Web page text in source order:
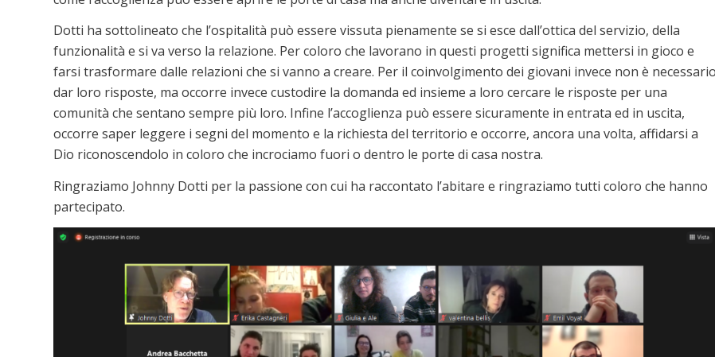
Dotti ha sottolineato che l’ospitalità può essere vissuta pienamente se si esce dall’ottica del servizio, della
funzionalità e si va verso la relazione. Per coloro che lavorano in questi progetti significa mettersi in gioco e
farsi trasformare dalle relazioni che si vanno a creare. Per il coinvolgimento dei giovani invece non è necessario
dar loro risposte, ma occorre invece custodire la domanda ed insieme a loro cercare le risposte per una
comunità che sentano sempre più loro. Infine l’accoglienza può essere sicuramente in entrata ed in uscita,
occorre saper leggere i segni del momento e la richiesta del territorio e occorre, ancora una volta, affidarsi a
Dio riconoscendolo in coloro che incrociamo fuori o dentro le porte di casa nostra.
Ringraziamo Johnny Dotti per la passione con cui ha raccontato l’abitare e ringraziamo tutti coloro che hanno
partecipato.